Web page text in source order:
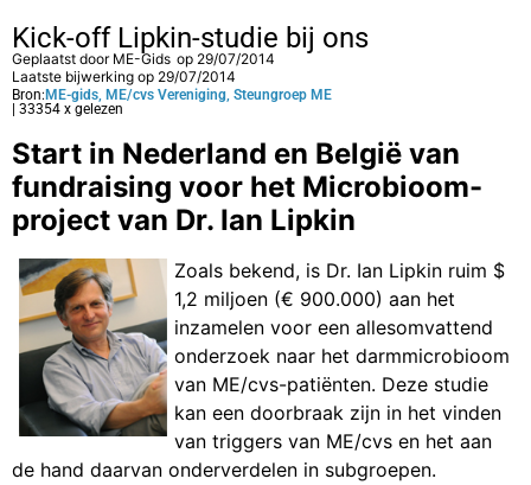
Kick-off Lipkin-studie bij ons
Geplaatst door ME-Gids op 29/07/2014
Laatste bijwerking op 29/07/2014
Bron: ME-gids, ME/cvs Vereniging, Steungroep ME
| 33354 x gelezen
Start in Nederland en België van
fundraising voor het Microbioom-
project van Dr. Ian Lipkin
Zoals bekend, is Dr. Ian Lipkin ruim $
1,2 miljoen (€ 900.000) aan het
inzamelen voor een allesomvattend
onderzoek naar het darmmicrobioom
van ME/cvs-patiënten. Deze studie
kan een doorbraak zijn in het vinden
van triggers van ME/cvs en het aan
de hand daarvan onderverdelen in subgroepen.